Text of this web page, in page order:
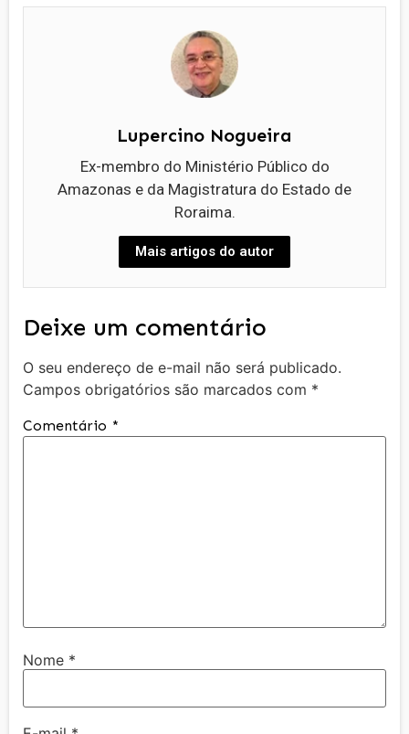
Lupercino Nogueira
Ex-membro do Ministério Público do
Amazonas e da Magistratura do Estado de
Roraima.
Mais artigos do autor
Deixe um comentário
O seu endereço de e-mail não será publicado.
Campos obrigatórios são marcados com *
Comentário *
Nome *